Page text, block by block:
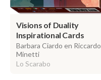
Visions of Duality
Inspirational Cards
Barbara Ciardo en Riccardo
Minetti
Lo Scarabo